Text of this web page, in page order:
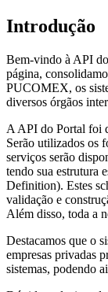
Introdução
Bem-vindo à API
página,
PUCOMEX, os
diversos órgãos
A API do Portal foi
Serão utilizados os
serviços serão
tendo sua estrutura
Definition). Estes
validação e
Além disso, toda a
Destacamos que o
empresas privadas
sistemas, podendo